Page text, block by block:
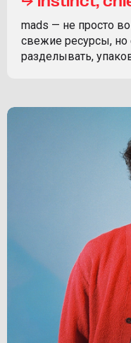
mads — не просто
свежие ресурсы,
разделывать,